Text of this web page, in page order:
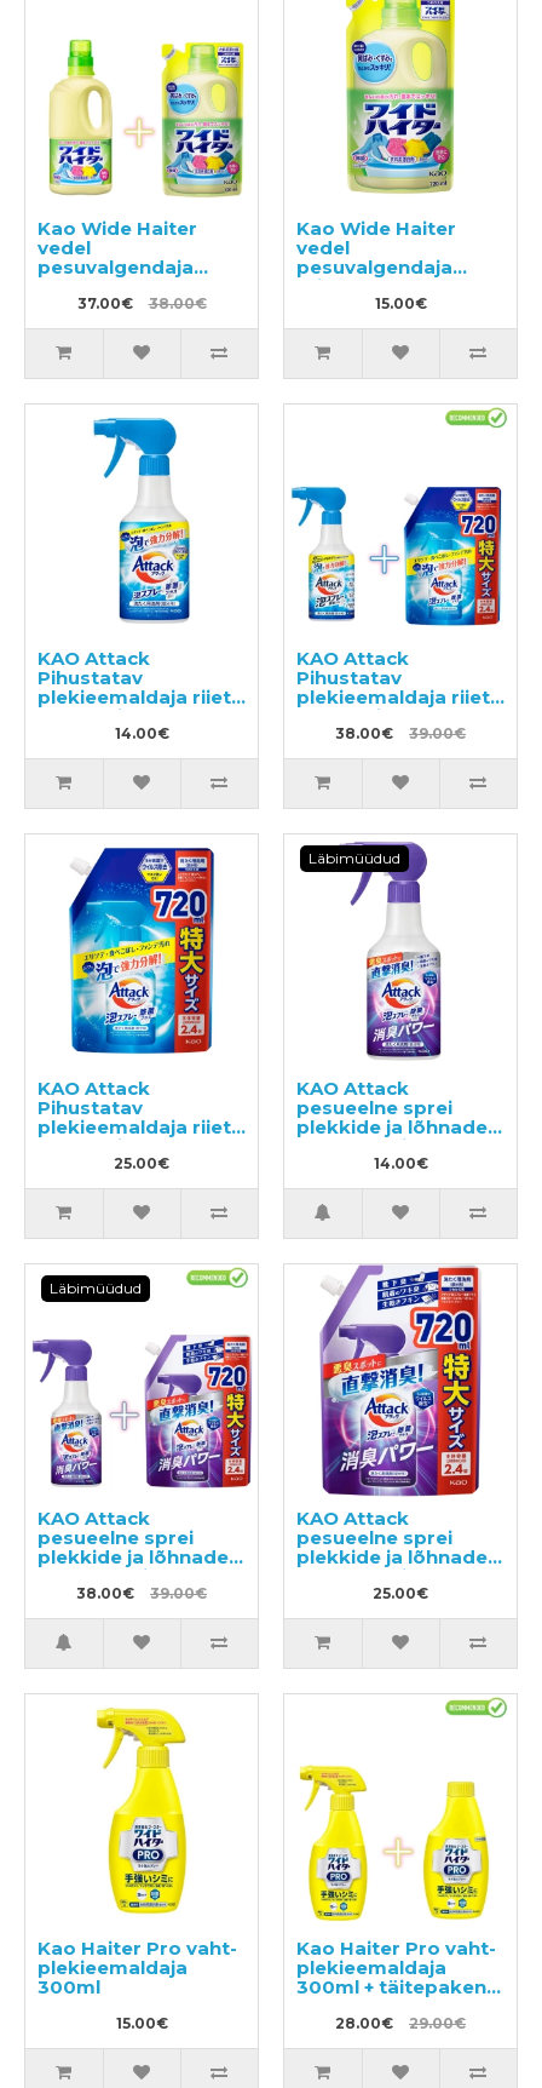
Kao Wide Haiter
vedel
pesuvalgendaja
täitepakend 720ml
37.00€ 38.00€
Kao Wide Haiter
vedel
pesuvalgendaja
täitepakend 720ml
15.00€
KAO Attack
Pihustatav
plekieemaldaja riiete
töötlemiseks enne
pesemist 300ml
14.00€
KAO Attack
Pihustatav
plekieemaldaja riiete
töötlemiseks enne
pesemist 300ml +
täide 720ml
38.00€ 39.00€
KAO Attack
Pihustatav
plekieemaldaja riiete
töötlemiseks enne
pesemist täide
720ml
25.00€
Läbimüüdud
KAO Attack
pesueelne sprei
plekkide ja lõhnade
eemaldamiseks
14.00€
Läbimüüdud
KAO Attack
pesueelne sprei
plekkide ja lõhnade
eemaldamiseks
300ml + täitepakend
720ml
38.00€ 39.00€
KAO Attack
pesueelne sprei
plekkide ja lõhnade
eemaldamiseks
täitepakend 720ml
25.00€
Kao Haiter Pro vaht-
plekieemaldaja
300ml
15.00€
Kao Haiter Pro vaht-
plekieemaldaja
300ml + täitepakend
28.00€ 29.00€